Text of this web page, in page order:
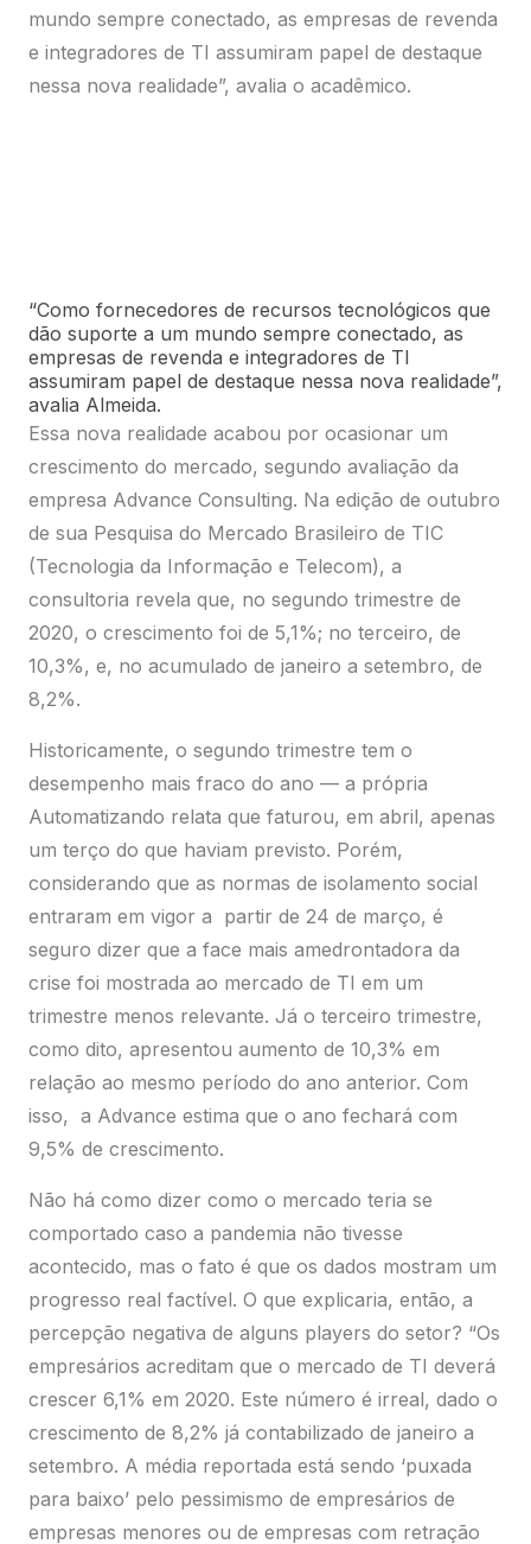
mundo sempre conectado, as empresas de revenda
e integradores de TI assumiram papel de destaque
nessa nova realidade”, avalia o acadêmico.
empresa Advance Consulting. Na edição de outubro
de sua Pesquisa do Mercado Brasileiro de TIC
(Tecnologia da Informação e Telecom), a
consultoria revela que, no segundo trimestre de
2020, o crescimento foi de 5,1%; no terceiro, de
10,3%, e, no acumulado de janeiro a setembro, de
8,2%.
Historicamente, o segundo trimestre tem o
desempenho mais fraco do ano — a própria
Automatizando relata que faturou, em abril, apenas
um terço do que haviam previsto. Porém,
considerando que as normas de isolamento social
entraram em vigor a partir de 24 de março, é
seguro dizer que a face mais amedrontadora da
crise foi mostrada ao mercado de TI em um
trimestre menos relevante. Já o terceiro trimestre,
como dito, apresentou aumento de 10,3% em
relação ao mesmo período do ano anterior. Com
isso, a Advance estima que o ano fechará com
9,5% de crescimento.
Não há como dizer como o mercado teria se
comportado caso a pandemia não tivesse
acontecido, mas o fato é que os dados mostram um
progresso real factível. O que explicaria, então, a
percepção negativa de alguns players do setor? “Os
empresários acreditam que o mercado de TI deverá
crescer 6,1% em 2020. Este número é irreal, dado o
crescimento de 8,2% já contabilizado de janeiro a
setembro. A média reportada está sendo ‘puxada
para baixo’ pelo pessimismo de empresários de
empresas menores ou de empresas com retração
— que acham que o mercado está indo tão mal
quanto suas empresas”, diz Dagoberto Hajjar, CEO
da Advance Consulting.
Mercado de revendas de TI em 2020*